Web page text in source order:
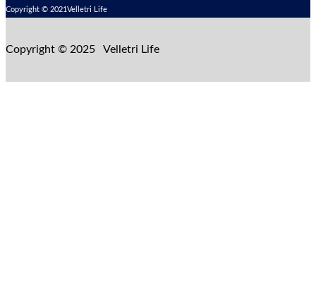
Copyright © 2021Velletri Life
Copyright © 2025 Velletri Life